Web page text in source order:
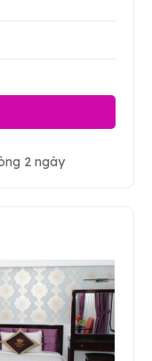
2 ngày